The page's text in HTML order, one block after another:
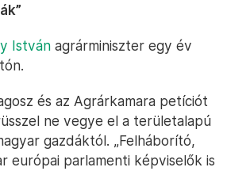
István agrárminiszter egy év
és az Agrárkamara petíciót
ne vegye el a területalapú
gazdáktól. „Felháborító,
európai parlamenti képviselők is